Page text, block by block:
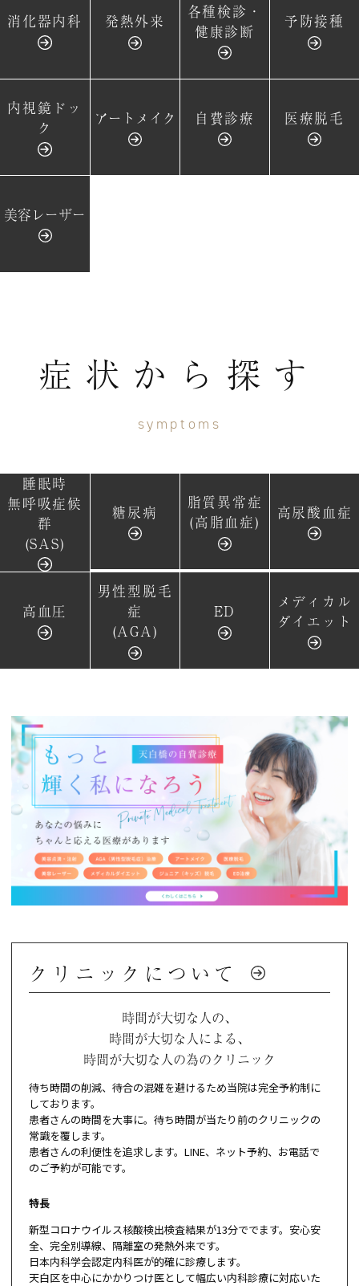
消化器内科 発熱外来
各種検診・
健康診断
予防接種
内視鏡ドッ
ク
アートメイク 自費診療 医療脱毛
美容レーザー
症状から探す
symptoms
睡眠時
無呼吸症候
群
(SAS)
糖尿病
脂質異常症
(高脂血症)
高尿酸血症
高血圧
男性型脱毛
症
(AGA)
ED
メディカル
ダイエット
クリニックについて
時間が大切な人の、
時間が大切な人による、
時間が大切な人の為のクリニック
待ち時間の削減、待合の混雑を避けるため当院は完全予約制に
しております。
患者さんの時間を大事に。待ち時間が当たり前のクリニックの
常識を覆します。
患者さんの利便性を追求します。LINE、ネット予約、お電話で
のご予約が可能です。
特長
新型コロナウイルス核酸検出検査結果が13分ででます。安心安
全、完全別導線、隔離室の発熱外来です。
日本内科学会認定内科医が的確に診療します。
天白区を中心にかかりつけ医として幅広い内科診療に対応いた